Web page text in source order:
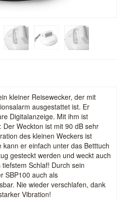
kleiner Reisewecker, der mit
ausgestattet ist. Er
Digitalanzeige. Mit ihm ist
Weckton ist mit 90 dB sehr
des kleinen Weckers ist
er einfach unter das Betttuch
gesteckt werden und weckt auch
Schlaf! Durch sein
SBP100 auch als
Nie wieder verschlafen, dank
Vibration!